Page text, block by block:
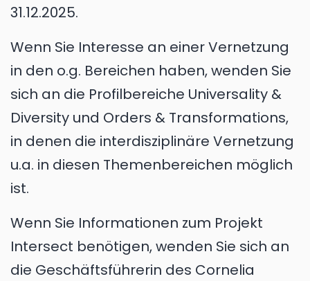
31.12.2025.
Wenn Sie Interesse an einer Vernetzung
in den o.g. Bereichen haben, wenden Sie
sich an die Profilbereiche Universality &
Diversity und Orders & Transformations,
in denen die interdisziplinäre Vernetzung
u.a. in diesen Themenbereichen möglich
ist.
Wenn Sie Informationen zum Projekt
Intersect benötigen, wenden Sie sich an
die Geschäftsführerin des Cornelia